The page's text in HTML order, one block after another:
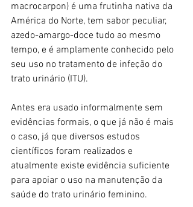
macrocarpon) é uma frutinha nativa da
América do Norte, tem sabor peculiar,
azedo-amargo-doce tudo ao mesmo
tempo, e é amplamente conhecido pelo
seu uso no tratamento de infeção do
trato urinário (ITU).
Antes era usado informalmente sem
evidências formais, o que já não é mais
o caso, já que diversos estudos
científicos foram realizados e
atualmente existe evidência suficiente
para apoiar o uso na manutenção da
saúde do trato urinário feminino.